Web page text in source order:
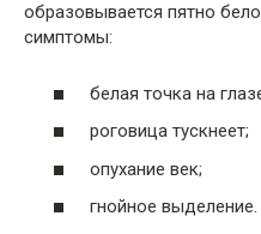
образовывается пятно
симптомы:
белая точка на
роговица тускнеет;
опухание век;
гнойное выделение.